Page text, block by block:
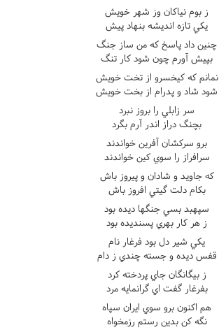
ز بوم نياکان وز شهر خويش
يکي تازه انديشه بنهاد پيش
چنين داد پاسخ که من ساز جنگ
بپيش آورم چون شود کار تنگ
نمانم که کيخسرو از تخت خويش
شود شاد و پدرام از بخت خويش
سر زابلي را بروز نبرد
بچنگ دراز اندر آرم بگرد
برو سرکشان آفرين خواندند
سرافراز را سوي کين خواندند
که جاويد و شادان و پيروز باش
بکام دلت گيتي افروز باش
سپهبد بسي جنگها ديده بود
ز هر کار بهري پسنديده بود
يکي شير دل بود فرغار نام
قفس ديده و جسته چندي ز دام
ز بيگانگان جاي پردخته کرد
بفرغار گفت اي گرانمايه مرد
هم اکنون برو سوي ايران سپاه
نگه کن بدين رستم رزمخواه